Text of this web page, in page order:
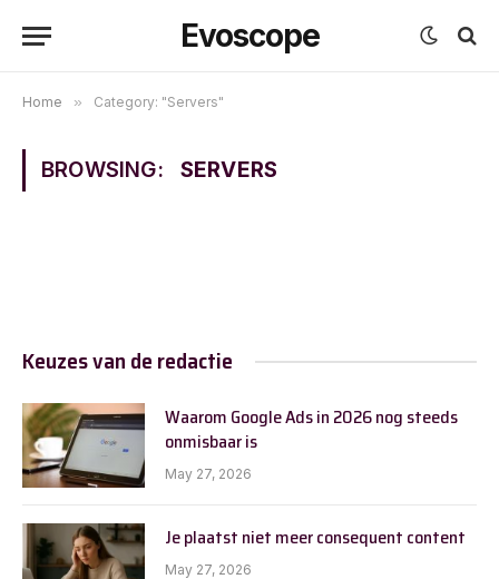
Evoscope
Home » Category: "Servers"
BROWSING: SERVERS
Keuzes van de redactie
Waarom Google Ads in 2026 nog steeds
onmisbaar is
May 27, 2026
Je plaatst niet meer consequent content
May 27, 2026